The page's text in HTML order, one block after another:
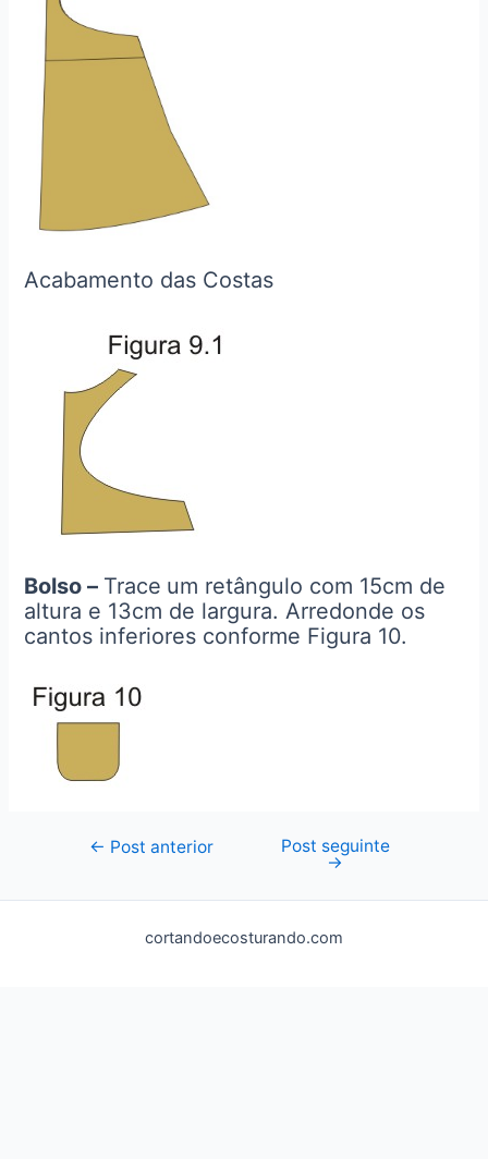
Acabamento das Costas
Bolso – Trace um retângulo com 15cm de
altura e 13cm de largura. Arredonde os
cantos inferiores conforme Figura 10.
Navegação
Post
← Post anterior Post seguinte
→
cortandoecosturando.com